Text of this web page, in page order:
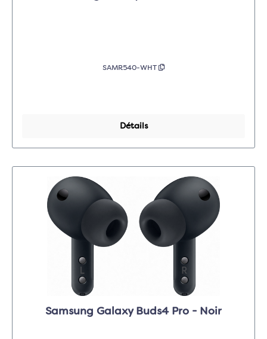
SAMR540-WHT
Détails
Samsung Galaxy Buds4 Pro - Noir